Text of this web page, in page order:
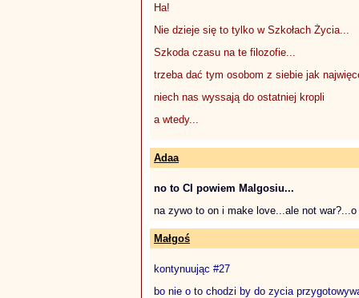
Ha!
Nie dzieje się to tylko w Szkołach Życia...
Szkoda czasu na te filozofie...
trzeba dać tym osobom z siebie jak
niech nas wyssają do ostatniej kropli
a wtedy...
Adaa
no to CI powiem Malgosiu...
na zywo to on i make love...ale not war?...o
Małgoś
kontynuując #27
bo nie o to chodzi by do zycia